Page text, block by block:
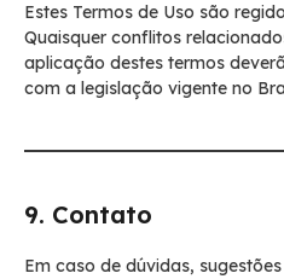
Estes Termos de Uso são
Quaisquer conflitos
aplicação destes termos
com a legislação vigente no
9. Contato
Em caso de dúvidas,